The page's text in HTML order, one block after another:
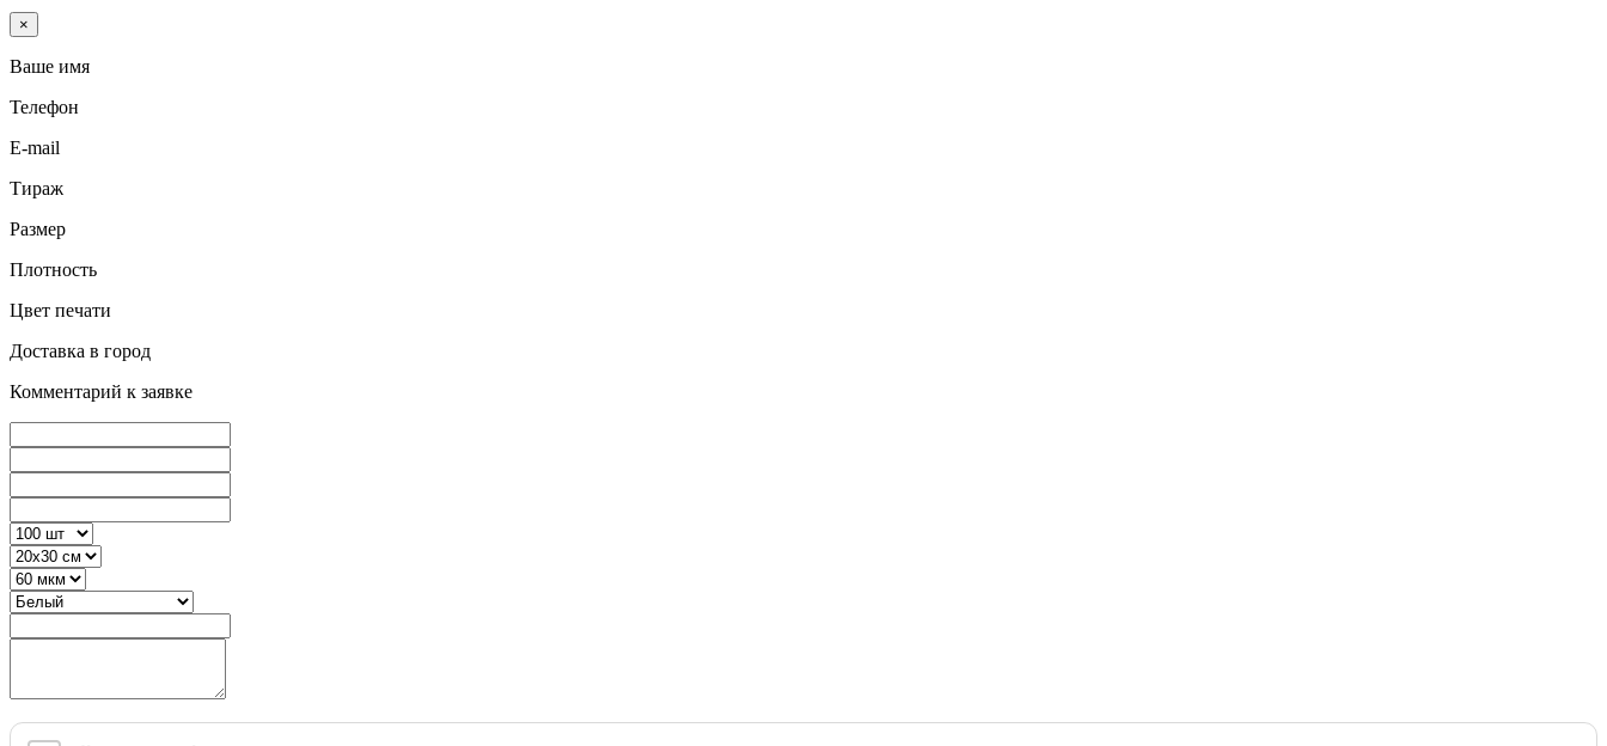
×
Ваше имя
Телефон
E-mail
Тираж
Размер
Плотность
Цвет печати
Доставка в город
Комментарий к заявке